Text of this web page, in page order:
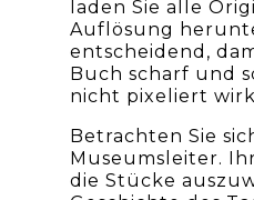
laden Sie alle
Auflösung
entscheidend,
Buch scharf und
nicht pixeliert
Betrachten Sie
Museumsleiter.
die Stücke